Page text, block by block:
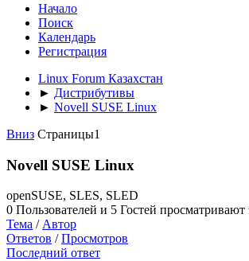
Начало
Поиск
Календарь
Регистрация
Linux Forum Казахстан
► Дистрибутивы
► Novell SUSE Linux
Вниз Страницы1
Novell SUSE Linux
openSUSE, SLES, SLED
0 Пользователей и 5 Гостей просматривают
Тема / Автор
Ответов /Просмотров
Последний ответ